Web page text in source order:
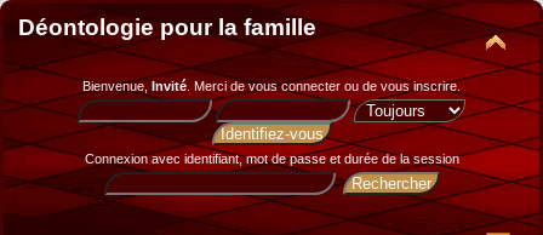
Déontologie pour la famille
Bienvenue, Invité. Merci devous connecter ou de vous inscrire.
Connexion avec identifiant, mot de passe et durée de la session